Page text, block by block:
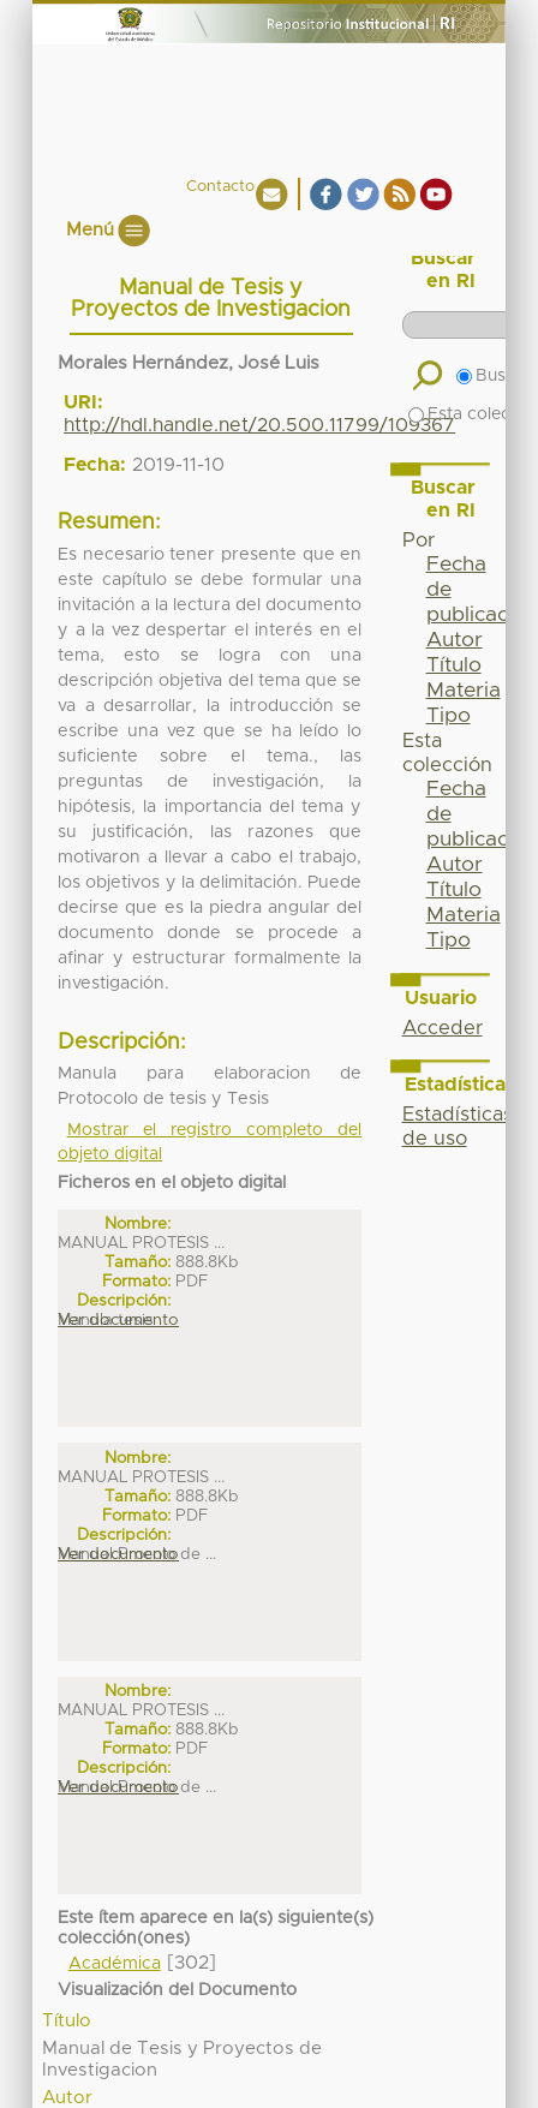
Contacto
Menú
Manual de Tesis y
Proyectos de Investigacion
Morales Hernández, José Luis
URI:
http://hdl.handle.net/20.500.11799/109367
Fecha: 2019-11-10
Resumen:
Es necesario tener presente que en
este capítulo se debe formular una
invitación a la lectura del documento
y a la vez despertar el interés en el
tema, esto se logra con una
descripción objetiva del tema que se
va a desarrollar, la introducción se
escribe una vez que se ha leído lo
suficiente sobre el tema., las
preguntas de investigación, la
hipótesis, la importancia del tema y
su justificación, las razones que
motivaron a llevar a cabo el trabajo,
los objetivos y la delimitación. Puede
decirse que es la piedra angular del
documento donde se procede a
afinar y estructurar formalmente la
investigación.
Descripción:
Manula para elaboracion de
Protocolo de tesis y Tesis
Mostrar el registro completo del
objeto digital
Ficheros en el objeto digital
Nombre:
MANUAL PROTESIS ...
Tamaño: 888.8Kb
Formato: PDF
Descripción:
Manula tesis
Ver documento
Nombre:
MANUAL PROTESIS ...
Tamaño: 888.8Kb
Formato: PDF
Descripción:
Manual Procolo de ...
Ver documento
Nombre:
MANUAL PROTESIS ...
Tamaño: 888.8Kb
Formato: PDF
Descripción:
Manual Procolo de ...
Ver documento
Este ítem aparece en la(s) siguiente(s)
colección(ones)
Académica[302]
Visualización del Documento
Título
Manual de Tesis y Proyectos de
Investigacion
Autor
Buscar
en RI
Buscar
Esta
Buscar
en RI
Por
Fecha
de
publicación
Autor
Título
Materia
Tipo
Esta
colección
Fecha
de
publicación
Autor
Título
Materia
Tipo
Usuario
Acceder
Estadísticas
Estadísticas
de uso